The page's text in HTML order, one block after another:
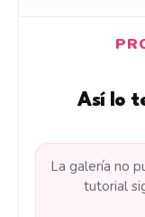
Así lo
La galería no
tutorial